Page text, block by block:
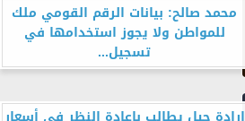
محمد صالح: بيانات الرقم القومي ملك
للمواطن ولا يجوز استخدامها في
تسجيل...